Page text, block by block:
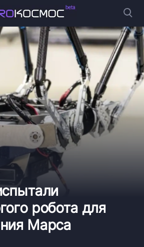
робота для
Марса